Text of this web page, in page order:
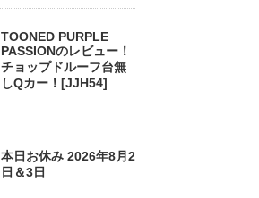
TOONED PURPLE
PASSIONのレビュー！
チョップドルーフ台無
しQカー！[JJH54]
本日お休み 2026年8月2
日＆3日